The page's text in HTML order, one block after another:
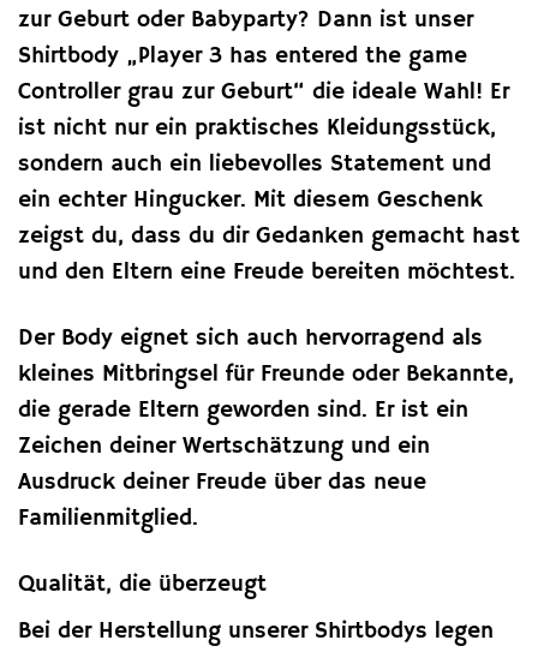
zur Geburt oder Babyparty? Dann ist unser
Shirtbody „Player 3 has entered the game
Controller grau zur Geburt“ die ideale Wahl! Er
ist nicht nur ein praktisches Kleidungsstück,
sondern auch ein liebevolles Statement und
ein echter Hingucker. Mit diesem Geschenk
zeigst du, dass du dir Gedanken gemacht hast
und den Eltern eine Freude bereiten möchtest.
Der Body eignet sich auch hervorragend als
kleines Mitbringsel für Freunde oder Bekannte,
die gerade Eltern geworden sind. Er ist ein
Zeichen deiner Wertschätzung und ein
Ausdruck deiner Freude über das neue
Familienmitglied.
Qualität, die überzeugt
Bei der Herstellung unserer Shirtbodys legen